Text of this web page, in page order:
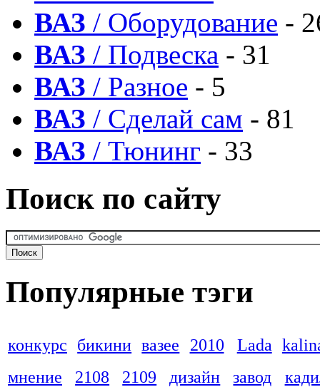
ВАЗ / Оборудование -
ВАЗ / Подвеска - 31
ВАЗ / Разное - 5
ВАЗ / Сделай сам - 81
ВАЗ / Тюнинг - 33
Поиск по сайту
Популярные тэги
конкурс бикини вазее 2010 Lada
мнение
2108 2109 дизайн завод